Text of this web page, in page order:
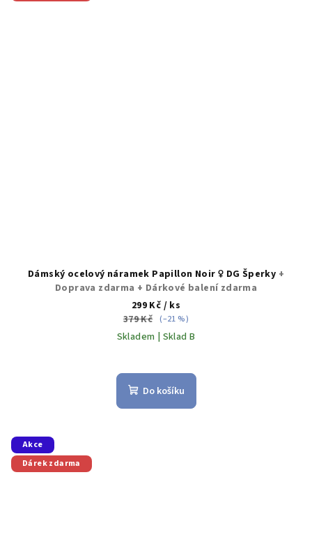
Dámský ocelový náramek Papillon Noir ♀️ DG Šperky +
Doprava zdarma + Dárkové balení zdarma
299 Kč / ks
379 Kč (–21 %)
Skladem | Sklad B
Do košíku
Akce
Dárek zdarma